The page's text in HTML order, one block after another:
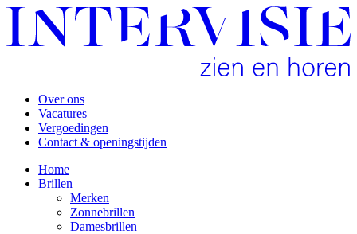
Over ons
Vacatures
Vergoedingen
Contact & openingstijden
Home
Brillen
Merken
Zonnebrillen
Damesbrillen